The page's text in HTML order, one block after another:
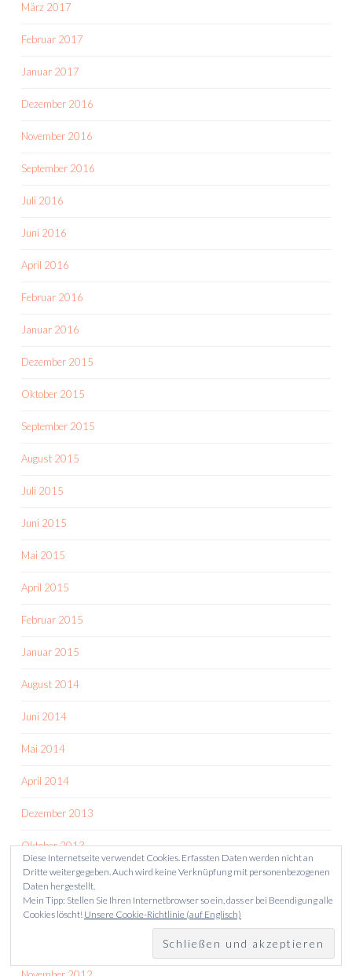
März 2017
Februar 2017
Januar 2017
Dezember 2016
November 2016
September 2016
Juli 2016
Juni 2016
April 2016
Februar 2016
Januar 2016
Dezember 2015
Oktober 2015
September 2015
August 2015
Juli 2015
Juni 2015
Mai 2015
April 2015
Februar 2015
Januar 2015
August 2014
Juni 2014
Mai 2014
April 2014
Dezember 2013
Oktober 2013
August 2013
Juni 2013
Diese Internetseite verwendet Cookies. Erfassten Daten werden nicht an
Dritte weitergegeben. Auch wird keine Verknüpfung mit personenbezogenen
Daten hergestellt.
Mein Tipp: Stellen Sie Ihren Internetbrowser so ein, dass er bei Beendigung alle
Cookies löscht! Unsere Cookie-Richtlinie (auf Englisch)